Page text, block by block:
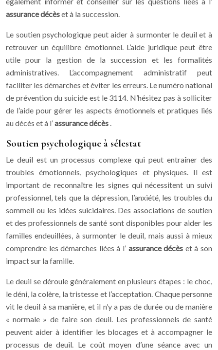
assurance décèset à la succession.
Le soutien psychologique peut aider à surmonter le deuil et à
retrouver un équilibre émotionnel. L’aide juridique peut être
utile pour la gestion de la succession et les formalités
administratives. L’accompagnement administratif peut
faciliter les démarches et éviter les erreurs. Le numéro national
de prévention du suicide est le 3114. N’hésitez pas à solliciter
de l’aide pour gérer les aspects émotionnels et pratiques liés
au décès et à l’assurance décès .
Soutien psychologique à sélestat
Le deuil est un processus complexe qui peut entraîner des
troubles émotionnels, psychologiques et physiques. Il est
important de reconnaître les signes qui nécessitent un suivi
professionnel, tels que la dépression, l’anxiété, les troubles du
sommeil ou les idées suicidaires. Des associations de soutien
et des professionnels de santé sont disponibles pour aider les
familles endeuillées, à surmonter le deuil, mais aussi à mieux
comprendre les démarches liées à l’ assurance décès et à son
impact sur la famille.
Le deuil se déroule généralement en plusieurs étapes : le choc,
le déni, la colère, la tristesse et l’acceptation. Chaque personne
vit le deuil à sa manière, et il n’y a pas de durée ou de manière
« normale » de faire son deuil. Les professionnels de santé
peuvent aider à identifier les blocages et à accompagner le
processus de deuil. Le coût moyen d’une séance avec un